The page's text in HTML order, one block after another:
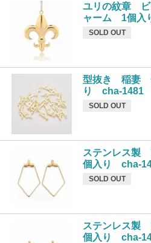
ユリの紋章
ャーム 1個入
SOLD OUT
型抜き 稲妻
り cha-1481
SOLD OUT
ステンレス製
個入り cha-
SOLD OUT
ステンレス製
個入り cha-